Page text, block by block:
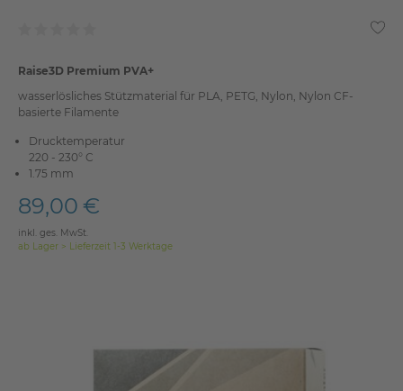
Raise3D Premium PVA+
wasserlösliches Stützmaterial für PLA, PETG, Nylon, Nylon CF-
basierte Filamente
Drucktemperatur
220 - 230° C
1.75 mm
89,00 €
inkl. ges. MwSt.
ab Lager > Lieferzeit 1-3 Werktage